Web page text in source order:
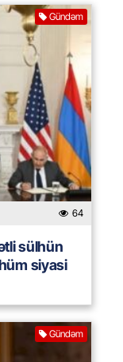
Gündəm
64
sülhün
siyasi
Gündəm